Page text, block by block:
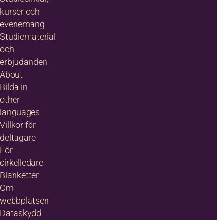
kurser och
evenemang
Studiematerial
och
erbjudanden
About
Bilda in
other
languages
Villkor för
deltagare
För
cirkelledare
Blanketter
Om
webbplatsen
Dataskydd